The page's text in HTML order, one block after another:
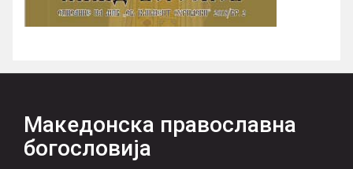
Македонска православна
богословија